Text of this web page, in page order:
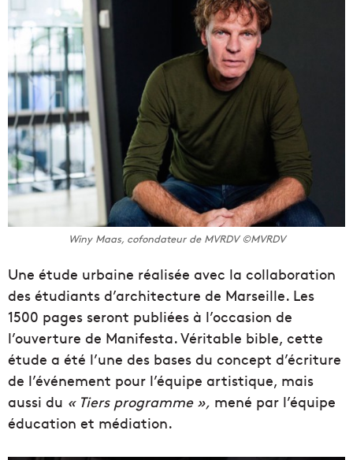
Winy Maas, cofondateur de MVRDV ©MVRDV
Une étude urbaine réalisée avec la collaboration
des étudiants d’architecture de Marseille. Les
1500 pages seront publiées à l’occasion de
l’ouverture de Manifesta. Véritable bible, cette
étude a été l’une des bases du concept d’écriture
de l’événement pour l’équipe artistique, mais
aussi du « Tiers programme », mené par l’équipe
éducation et médiation.